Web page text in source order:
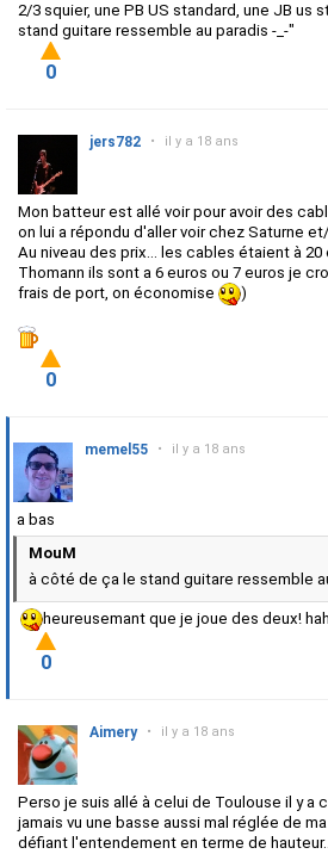
2/3 squier, une PB US standard, une JB us
stand guitare ressemble au paradis -_-"
0
jers782 • il y a 18 ans
Mon batteur est allé voir pour avoir des
on lui a répondu d'aller voir chez Saturne et/
Au niveau des prix... les cables étaient à 20
Thomann ils sont a 6 euros ou 7 euros je
frais de port, on économise
)
0
memel55 • il y a 18 ans
a bas
MouM
à côté de ça le stand guitare ressemble
heureusemant que je joue des deux!
0
Aimery • il y a 18 ans
Perso je suis allé à celui de Toulouse il y a
jamais vu une basse aussi mal réglée de
défiant l'entendement en terme de